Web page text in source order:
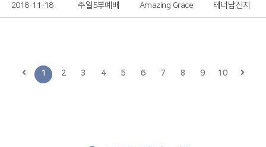
2018-11-18 주일5부예배 Amazing Grace 테너남신지
1 2 3 4 5 6 7 8 9 10